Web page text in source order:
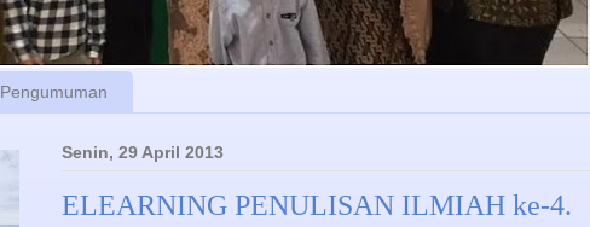
Pengumuman
Senin, 29 April 2013
ELEARNING PENULISAN ILMIAH ke-4.